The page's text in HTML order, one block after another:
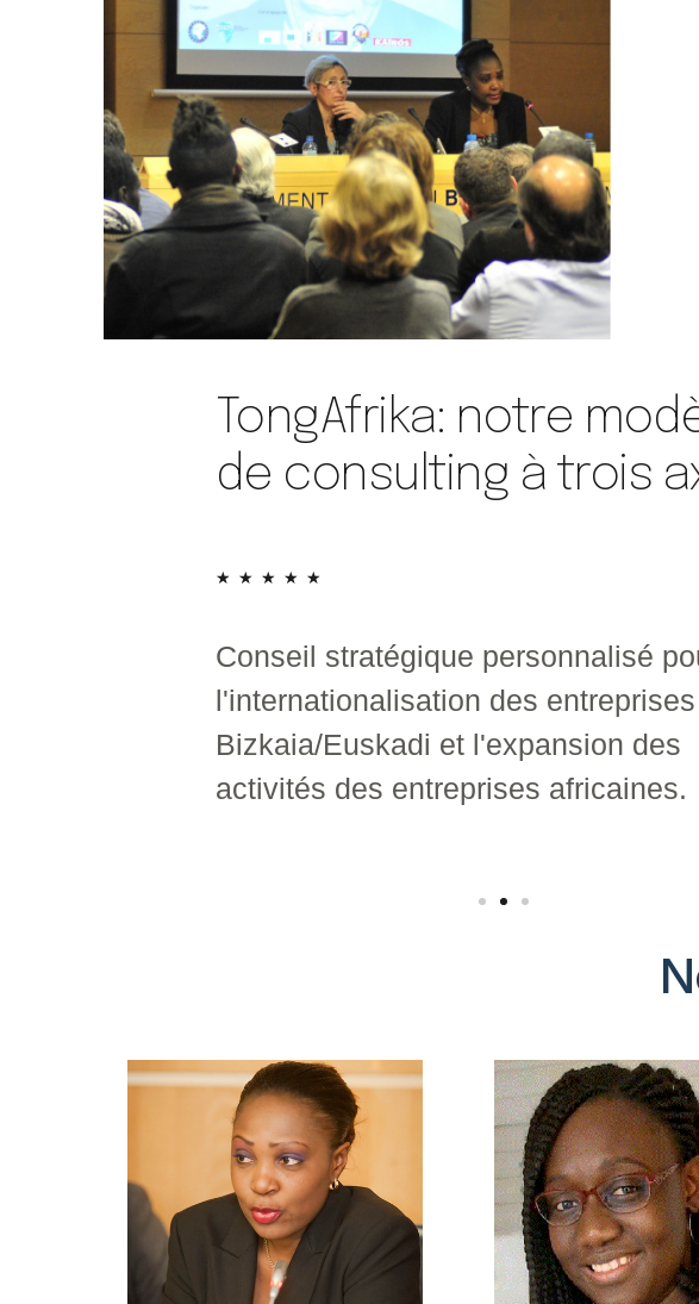
TongAfrika: notre
de consulting à trois
★ ★ ★ ★ ★
Conseil stratégique personnalisé
l'internationalisation des
Bizkaia/Euskadi et l'expansion des
activités des entreprises africaines.